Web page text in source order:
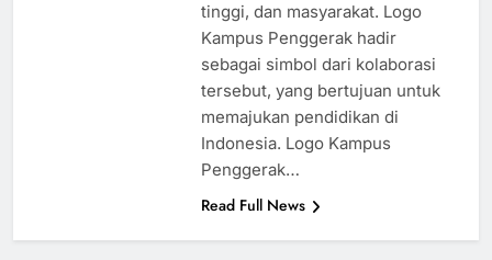
tinggi, dan masyarakat. Logo
Kampus Penggerak hadir
sebagai simbol dari kolaborasi
tersebut, yang bertujuan untuk
memajukan pendidikan di
Indonesia. Logo Kampus
Penggerak…
Read Full News